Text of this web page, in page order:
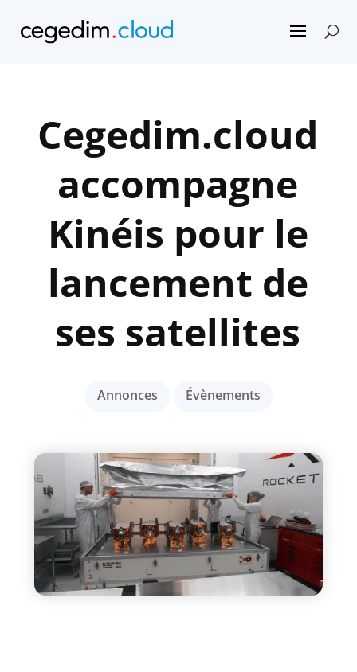
Cegedim.cloud
accompagne
Kinéis pour le
lancement de
ses satellites
Annonces Évènements